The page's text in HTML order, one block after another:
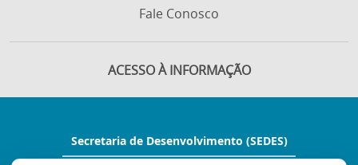
Fale Conosco
ACESSO À INFORMAÇÃO
Secretaria de Desenvolvimento (SEDES)